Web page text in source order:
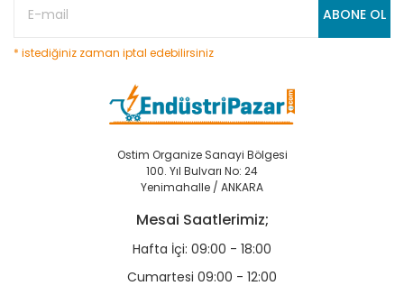
ABONE OL
* istediğiniz zaman iptal edebilirsiniz
Ostim Organize Sanayi Bölgesi
100. Yıl Bulvarı No: 24
Yenimahalle / ANKARA
Mesai Saatlerimiz;
Hafta İçi: 09:00 - 18:00
Cumartesi 09:00 - 12:00